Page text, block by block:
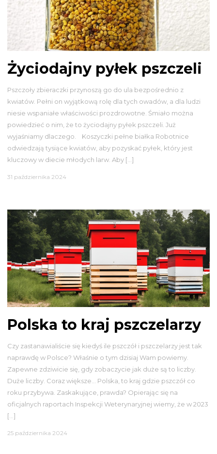
Życiodajny pyłek pszczeli
Pszczoły zbieraczki przynoszą go do ula bezpośrednio z
kwiatów. Pełni on wyjątkową rolę dla tych owadów, a dla ludzi
niesie wspaniałe właściwości prozdrowotne. Śmiało można
powiedzieć o nim, że to życiodajny pyłek pszczeli. Już
wyjaśniamy dlaczego. Koszyczki pełne białka Robotnice
odwiedzają tysiące kwiatów, aby pozyskać pyłek, który jest
kluczowy w diecie młodych larw. Aby […]
31 października 2024
Polska to kraj pszczelarzy
Czy zastanawialiście się kiedyś ile pszczół i pszczelarzy jest tak
naprawdę w Polsce? Właśnie o tym dzisiaj Wam powiemy.
Zapewne zdziwicie się, gdy zobaczycie jak duże są to liczby.
Duże liczby. Coraz większe… Polska, to kraj gdzie pszczół co
roku przybywa. Zaskakujące, prawda? Opierając się na
oficjalnych raportach Inspekcji Weterynaryjnej wiemy, że w 2023
[…]
25 października 2024